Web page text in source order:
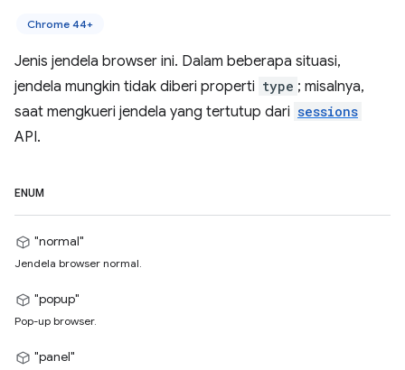
Chrome 44+
Jenis jendela browser ini. Dalam beberapa situasi,
jendela mungkin tidak diberi properti type ; misalnya,
saat mengkueri jendela yang tertutup dari sessions
API.
ENUM
"normal"
Jendela browser normal.
"popup"
Pop-up browser.
"panel"